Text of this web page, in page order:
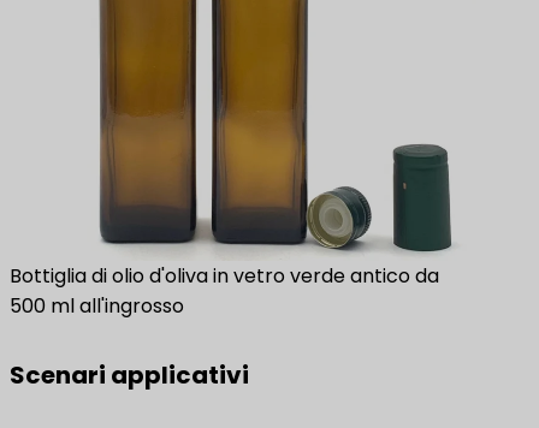
Bottiglia di olio d'oliva in vetro verde antico da
500 ml all'ingrosso
Scenari applicativi